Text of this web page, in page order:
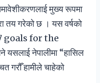
मुख्य रूपमा
तय गरेको छ । यस वर्षको
goals for the
नेपालीमा “हासिल
गरौँ हामीले चाहेको